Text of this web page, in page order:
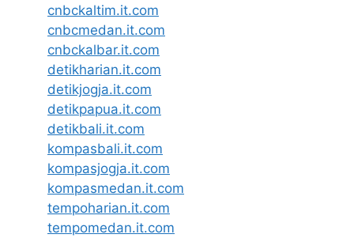
cnbckaltim.it.com
cnbcmedan.it.com
cnbckalbar.it.com
detikharian.it.com
detikjogja.it.com
detikpapua.it.com
detikbali.it.com
kompasbali.it.com
kompasjogja.it.com
kompasmedan.it.com
tempoharian.it.com
tempomedan.it.com